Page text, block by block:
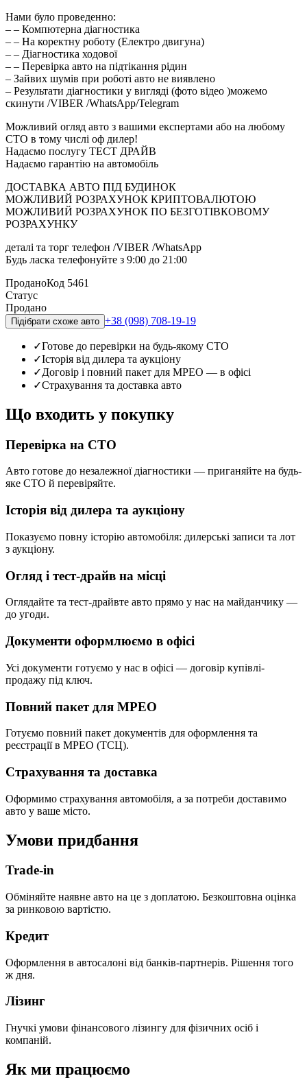
Нами було проведенно:
– – Компютерна діагностика
– – На коректну роботу (Електро двигуна)
– – Діагностика ходової
– – Перевірка авто на підтікання рідин
– Зайвих шумів при роботі авто не виявлено
– Результати діагностики у вигляді (фото відео )можемо
скинути /VIBER /WhatsApp/Telegram
Можливий огляд авто з вашими експертами або на любому
СТО в тому числі оф дилер!
Надаємо послугу ТЕСТ ДРАЙВ
Надаємо гарантію на автомобіль
ДОСТАВКА АВТО ПІД БУДИНОК
МОЖЛИВИЙ РОЗРАХУНОК КРИПТОВАЛЮТОЮ
МОЖЛИВИЙ РОЗРАХУНОК ПО БЕЗГОТІВКОВОМУ
РОЗРАХУНКУ
деталі та торг телефон /VIBER /WhatsApp
Будь ласка телефонуйте з 9:00 до 21:00
ПроданоКод 5461
Статус
Продано
Підібрати схоже авто +38 (098) 708-19-19
✓Готове до перевірки на будь-якому СТО
✓Історія від дилера та аукціону
✓Договір і повний пакет для МРЕО — в офісі
✓Страхування та доставка авто
Що входить у покупку
Перевірка на СТО
Авто готове до незалежної діагностики — приганяйте на будь-
яке СТО й перевіряйте.
Історія від дилера та аукціону
Показуємо повну історію автомобіля: дилерські записи та лот
з аукціону.
Огляд і тест-драйв на місці
Оглядайте та тест-драйвте авто прямо у нас на майданчику —
до угоди.
Документи оформлюємо в офісі
Усі документи готуємо у нас в офісі — договір купівлі-
продажу під ключ.
Повний пакет для МРЕО
Готуємо повний пакет документів для оформлення та
реєстрації в МРЕО (ТСЦ).
Страхування та доставка
Оформимо страхування автомобіля, а за потреби доставимо
авто у ваше місто.
Умови придбання
Trade-in
Обміняйте наявне авто на це з доплатою. Безкоштовна оцінка
за ринковою вартістю.
Кредит
Оформлення в автосалоні від банків-партнерів. Рішення того
ж дня.
Лізинг
Гнучкі умови фінансового лізингу для фізичних осіб і
компаній.
Як ми працюємо